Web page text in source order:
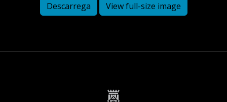
Descarrega View full-size image